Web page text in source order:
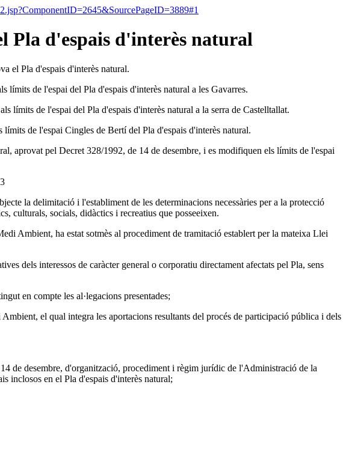
Pla d'espais d'interès natural
el Pla d'espais d'interès natural.
de l'espai del Pla d'espais d'interès natural a les Gavarres.
límits de l'espai del Pla d'espais d'interès natural a la serra de Castelltallat.
de l'espai Cingles de Bertí del Pla d'espais d'interès natural.
aprovat pel Decret 328/1992, de 14 de desembre, i es modifiquen els límits de l'espai
la delimitació i l'establiment de les determinacions necessàries per a la protecció
culturals, socials, didàctics i recreatius que posseeixen.
Ambient, ha estat sotmès al procediment de tramitació establert per la mateixa Llei
dels interessos de caràcter general o corporatiu directament afectats pel Pla, sens
en compte les al·legacions presentades;
el qual integra les aportacions resultants del procés de participació pública i dels
de desembre, d'organització, procediment i règim jurídic de l'Administració de la
inclosos en el Pla d'espais d'interès natural;